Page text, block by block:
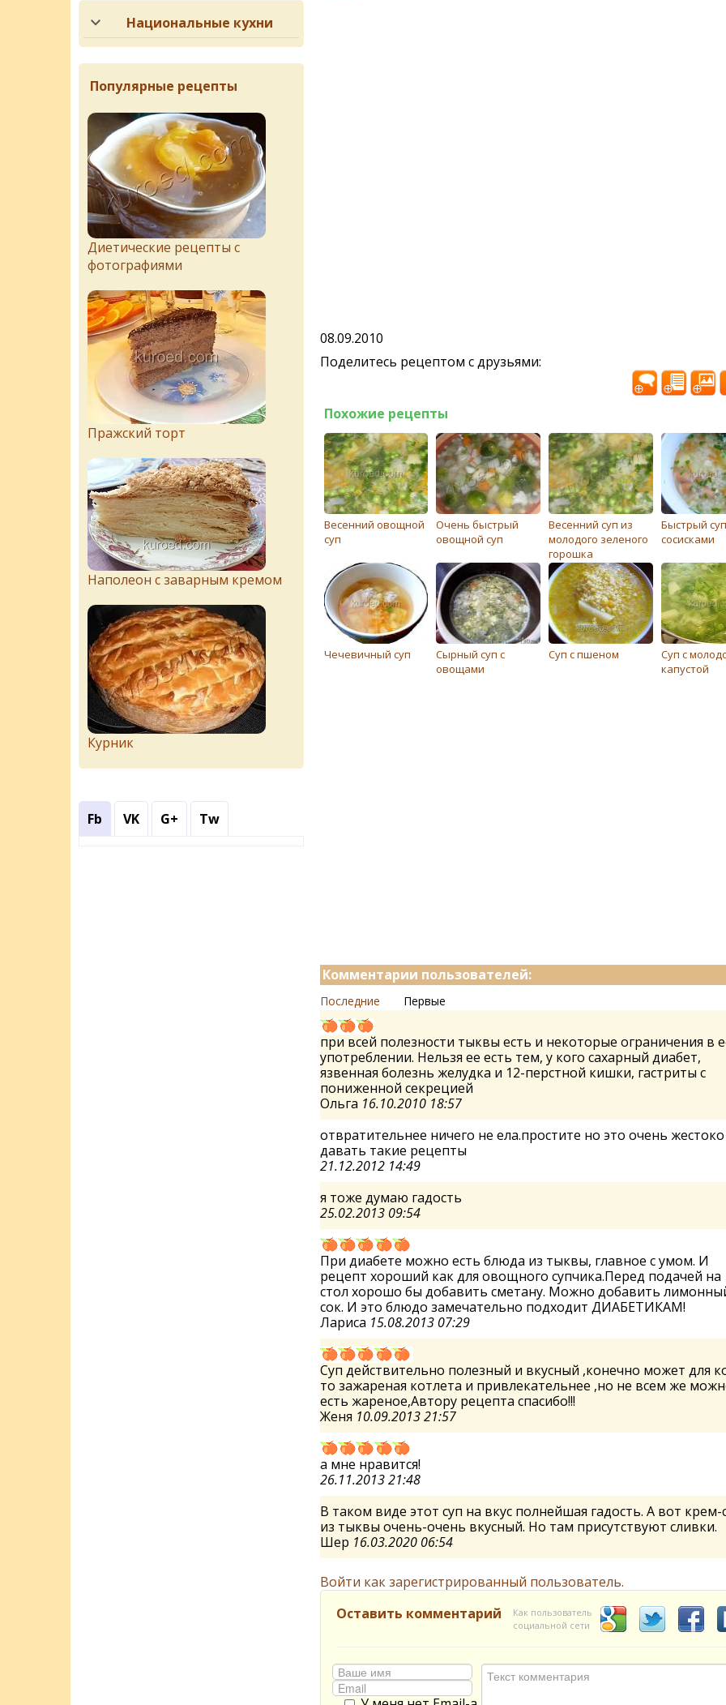
08.09.2010
Поделитесь рецептом с друзьями:
Похожие рецепты
Весенний овощной
суп
Очень быстрый
овощной суп
Весенний суп из
молодого зеленого
горошка
Быстрый
сосисками
Чечевичный суп
Сырный суп с
овощами
Суп с пшеном
Суп с
капустой
Комментарии пользователей:
Последние Первые
при всей полезности тыквы есть и некоторые ограничения в
употреблении. Нельзя ее есть тем, у кого сахарный диабет,
язвенная болезнь желудка и 12-перстной кишки, гастриты с
пониженной секрецией
Ольга 16.10.2010 18:57
отвратительнее ничего не ела.простите но это очень жестоко
давать такие рецепты
21.12.2012 14:49
я тоже думаю гадость
25.02.2013 09:54
При диабете можно есть блюда из тыквы, главное с умом. И
рецепт хороший как для овощного супчика.Перед подачей на
стол хорошо бы добавить сметану. Можно добавить
сок. И это блюдо замечательно подходит ДИАБЕТИКАМ!
Лариса 15.08.2013 07:29
Суп действительно полезный и вкусный ,конечно может для
то зажареная котлета и привлекательнее ,но не всем же
есть жареное,Автору рецепта спасибо!!!
Женя 10.09.2013 21:57
а мне нравится!
26.11.2013 21:48
В таком виде этот суп на вкус полнейшая гадость. А вот крем-
из тыквы очень-очень вкусный. Но там присутствуют сливки.
Шер 16.03.2020 06:54
Войти как зарегистрированный пользователь.
Оставить комментарий
Как пользователь
социальной сети
Национальные кухни
Популярные рецепты
Диетические рецепты с
фотографиями
Пражский торт
Наполеон с заварным кремом
Курник
Fb VK G+ Tw